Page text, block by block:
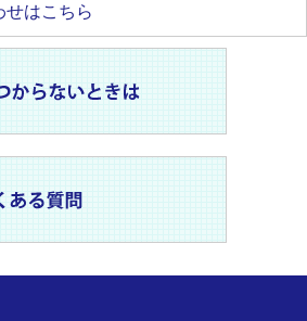
せはこちら